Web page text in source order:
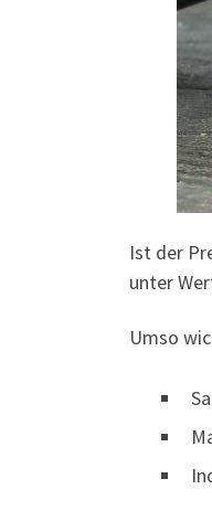
Ist der
unter
Umso